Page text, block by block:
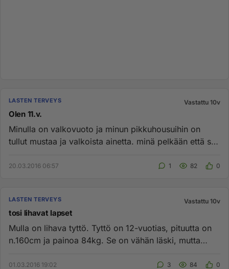
LASTEN TERVEYS Vastattu 10v
Olen 11.v.
Minulla on valkovuoto ja minun pikkuhousuihin on
tullut mustaa ja valkoista ainetta. minä pelkään että se
20.03.2016 06:57 1 82 0
LASTEN TERVEYS Vastattu 10v
tosi lihavat lapset
Mulla on lihava tyttö. Tyttö on 12-vuotias, pituutta on
n.160cm ja painoa 84kg. Se on vähän läski, mutta
01.03.2016 19:02 3 84 0